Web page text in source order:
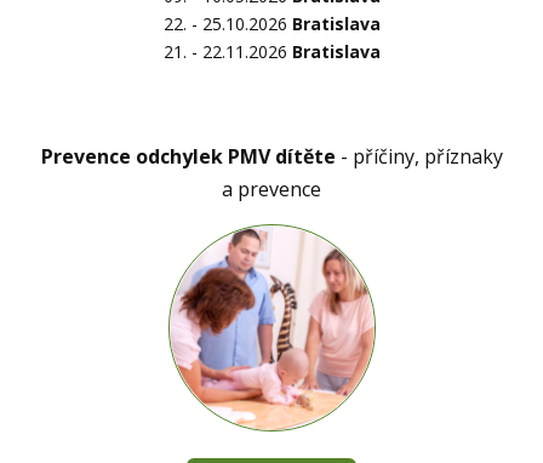
22. - 25.10.2026 Bratislava
21. - 22.11.2026 Bratislava
Prevence odchylek PMV dítěte - příčiny, příznaky
a prevence